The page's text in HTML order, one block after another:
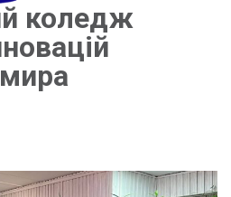
коледж